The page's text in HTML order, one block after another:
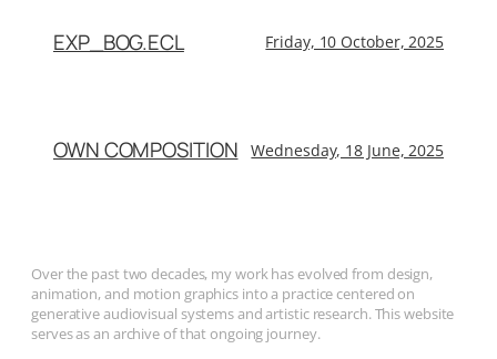
EXP_BOG.ECL Friday, 10 October, 2025
OWN COMPOSITION Wednesday, 18 June, 2025
Over the past two decades, my work has evolved from design,
animation, and motion graphics into a practice centered on
generative audiovisual systems and artistic research. This website
serves as an archive of that ongoing journey.